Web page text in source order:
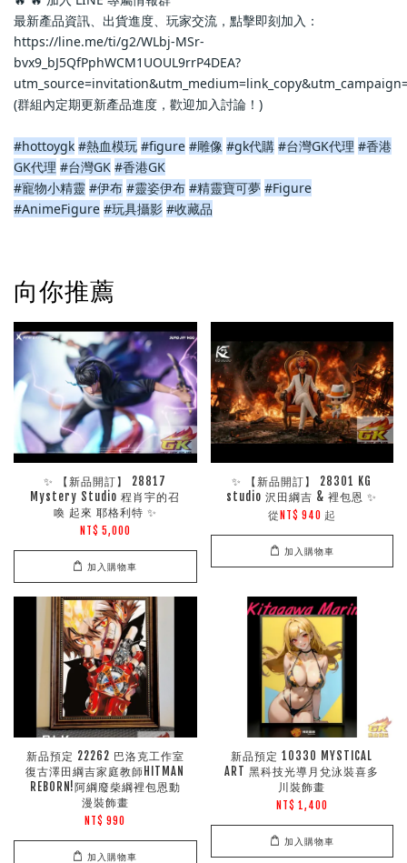
最新產品資訊、出貨進度、玩家交流，點擊即刻加入：
https://line.me/ti/g2/WLbj-MSr-
bvx9_bJ5QfPphWCM1UOUL9rrP4DEA?
(群組內定期更新產品進度，歡迎加入討論！)
#hottoygk #熱血模玩 #figure #雕像 #gk代購 #台灣GK代理 #香港
GK代理 #台灣GK #香港GK
#寵物小精靈 #伊布 #靈姿伊布 #精靈寶可夢 #Figure
#AnimeFigure #玩具攝影 #收藏品
向你推薦
✨ 【新品開訂】 28817
Mystery Studio 程肖宇的召
喚 起來 耶格利特 ✨
NT$ 5,000
加入購物車
✨ 【新品開訂】 28301 KG
studio 沢田綱吉 & 裡包恩 ✨
從 NT$ 940 起
加入購物車
新品預定 22262 巴洛克工作室
復古澤田綱吉家庭教師HITMAN
REBORN!阿綱廢柴綱裡包恩動
漫裝飾畫
NT$ 990
加入購物車
新品預定 10330 MYSTICAL
ART 黑科技光導月兌泳裝喜多
川裝飾畫
NT$ 1,400
加入購物車